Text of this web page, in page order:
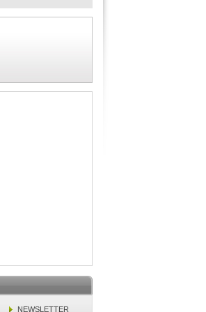
NEWSLETTER